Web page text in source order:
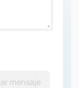
mensaje